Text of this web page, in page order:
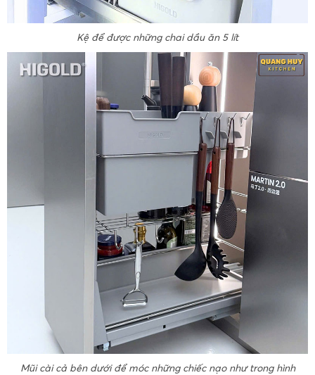
Kệ để được những chai dầu ăn 5 lít
Mũi cài cả bên dưới để móc những chiếc nạo như trong hình